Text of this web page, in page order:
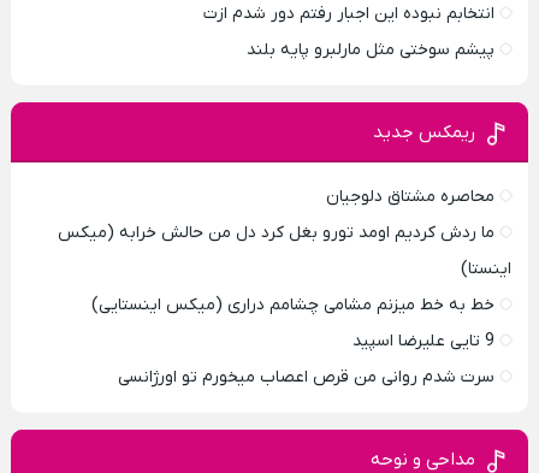
انتخابم نبوده این اجبار رفتم دور شدم ازت
پیشم سوختی مثل مارلبرو پایه بلند
ریمکس جدید
محاصره مشتاق دلوجیان
ما ردش کردیم اومد تورو بغل کرد دل من حالش خرابه (میکس
اینستا)
خط به خط میزنم مشامی چشامم دراری (میکس اینستایی)
9 تایی علیرضا اسپید
سرت شدم روانی من قرص اعصاب میخورم تو اورژانسی
مداحی و نوحه